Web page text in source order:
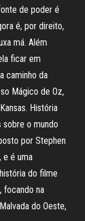
de poder é
é, por direito,
má. Além
ficar em
caminho da
Mágico de Oz,
História
sobre o mundo
por Stephen
e é uma
do filme
focando na
do Oeste,